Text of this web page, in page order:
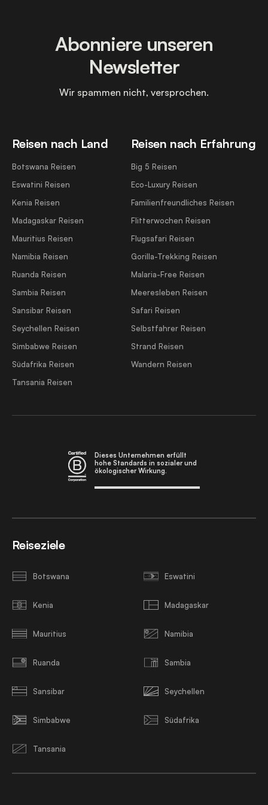
Reisen nach Land
Botswana Reisen
Eswatini Reisen
Kenia Reisen
Madagaskar Reisen
Mauritius Reisen
Namibia Reisen
Ruanda Reisen
Sambia Reisen
Sansibar Reisen
Seychellen Reisen
Simbabwe Reisen
Südafrika Reisen
Tansania Reisen
Reisen nach Erfahrung
Big 5 Reisen
Eco-Luxury Reisen
Familienfreundliches Reisen
Flitterwochen Reisen
Flugsafari Reisen
Gorilla-Trekking Reisen
Malaria-Free Reisen
Meeresleben Reisen
Safari Reisen
Selbstfahrer Reisen
Strand Reisen
Wandern Reisen
Abonniere unseren
Newsletter
Wir spammen nicht, versprochen.
Dieses Unternehmen erfüllt
hohe Standards in sozialer und
ökologischer Wirkung.
Reiseziele
Botswana Eswatini
Kenia Madagaskar
Mauritius Namibia
Ruanda Sambia
Sansibar Seychellen
Simbabwe Südafrika
Tansania